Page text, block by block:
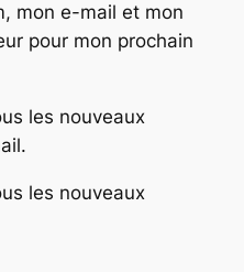
mon e-mail et mon
pour mon prochain
les nouveaux
les nouveaux